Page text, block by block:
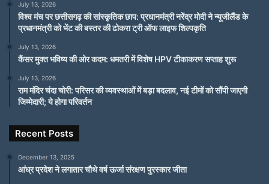
July 13, 2026
विश्व मंच पर छत्तीसगढ़ की सांस्कृतिक छाप: प्रधानमंत्री नरेंद्र मोदी ने न्यूजीलैंड के
प्रधानमंत्री को भेंट की बस्तर की ढोकरा ट्री ऑफ लाइफ शिल्पकृति
July 13, 2026
कैंसर मुक्त भविष्य की ओर कदम: धमतरी में विशेष HPV टीकाकरण सप्ताह शुरू
July 13, 2026
राम मंदिर चंदा चोरी: परिसर की व्यवस्थाओं में बड़ा बदलाव, नई टीमों को सौंपी जाएगी
जिम्मेदारी; ये होगा परिवर्तन
Recent Posts
December 13, 2025
आंध्र प्रदेश ने लगातार चौथे वर्ष ऊर्जा संरक्षण पुरस्कार जीता